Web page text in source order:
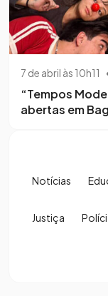
7 de abril às 10h11
“Tempos
abertas em
Notícias
Justiça